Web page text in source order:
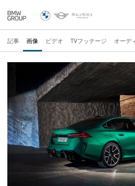
記事 画像 ビデオ TVフッテージ オーデ